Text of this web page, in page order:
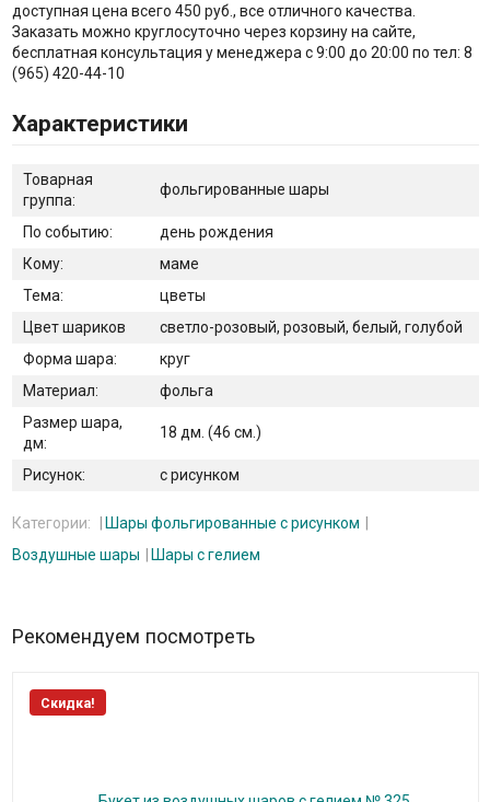
доступная цена всего 450 руб., все отличного качества.
Заказать можно круглосуточно через корзину на сайте,
бесплатная консультация у менеджера с 9:00 до 20:00 по тел: 8
(965) 420-44-10
Характеристики
Товарная
группа:
фольгированные шары
По событию:
день рождения
Кому:
маме
Тема:
цветы
Цвет шариков
светло-розовый, розовый, белый, голубой
Форма шара:
круг
Материал:
фольга
Размер шара,
дм:
18 дм. (46 см.)
Рисунок: с рисунком
Категории:
Шары фольгированные с рисунком
Воздушные шары
Шары с гелием
Рекомендуем посмотреть
Скидка!